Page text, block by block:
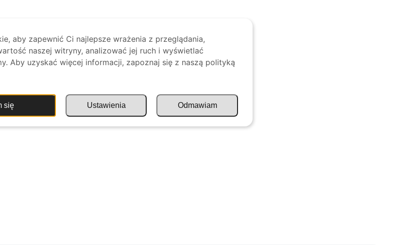
aby zapewnić Ci najlepsze wrażenia z przeglądania,
naszej witryny, analizować jej ruch i wyświetlać
Aby uzyskać więcej informacji, zapoznaj się z naszą polityką
się Ustawienia Odmawiam